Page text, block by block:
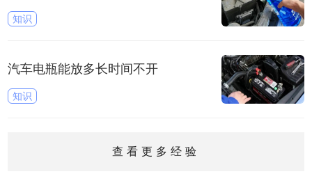
知识
汽车电瓶能放多长时间不开
知识
查看更多经验